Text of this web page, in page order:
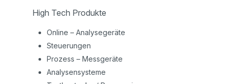
High Tech Produkte
Online – Analysegeräte
Steuerungen
Prozess – Messgeräte
Analysensysteme